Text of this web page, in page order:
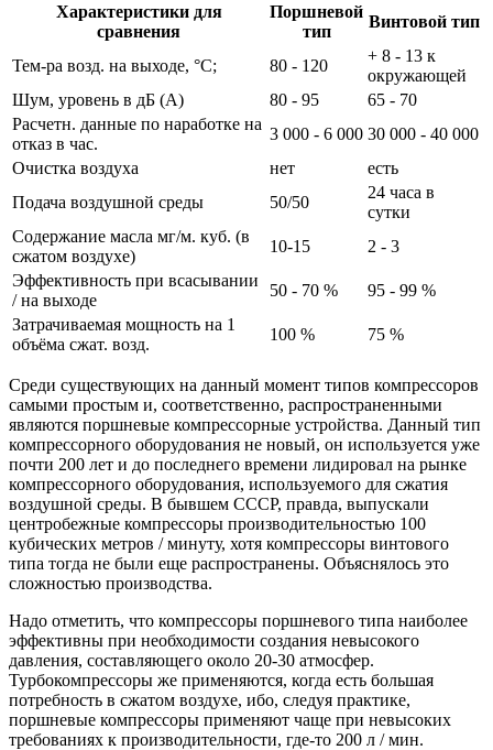
Характеристики для
сравнения
Поршневой
тип
Винтовой тип
Тем-ра возд. на выходе, °C; 80 - 120
+ 8 - 13 к
окружающей
Шум, уровень в дБ (А)
80 - 95
65 - 70
Расчетн. данные по наработке на
отказ в час.
3 000 - 6 000 30 000 - 40 000
Очистка воздуха
нет
есть
Подача воздушной среды
50/50
24 часа в
сутки
Содержание масла мг/м. куб. (в
сжатом воздухе)
10-15
2 - 3
Эффективность при всасывании
/ на выходе
50 - 70 %
95 - 99 %
Затрачиваемая мощность на 1
объёма сжат. возд.
100 % 75 %
Среди существующих на данный момент типов компрессоров
самыми простым и, соответственно, распространенными
являются поршневые компрессорные устройства. Данный тип
компрессорного оборудования не новый, он используется уже
почти 200 лет и до последнего времени лидировал на рынке
компрессорного оборудования, используемого для сжатия
воздушной среды. В бывшем СССР, правда, выпускали
центробежные компрессоры производительностью 100
кубических метров / минуту, хотя компрессоры винтового
типа тогда не были еще распространены. Объяснялось это
сложностью производства.
Надо отметить, что компрессоры поршневого типа наиболее
эффективны при необходимости создания невысокого
давления, составляющего около 20-30 атмосфер.
Турбокомпрессоры же применяются, когда есть большая
потребность в сжатом воздухе, ибо, следуя практике,
поршневые компрессоры применяют чаще при невысоких
требованиях к производительности, где-то 200 л / мин.